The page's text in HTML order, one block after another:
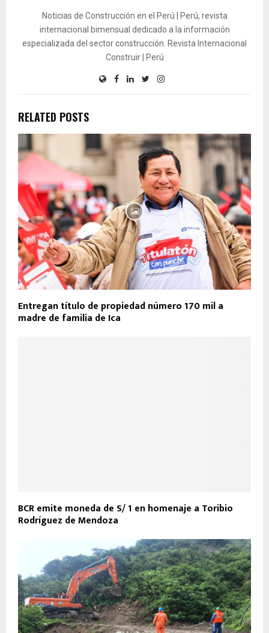
Noticias de Construcción en el Perú | Perú, revista
internacional bimensual dedicado a la información
especializada del sector construcción. Revista Internacional
Construir | Perú
RELATED POSTS
Entregan título de propiedad número 170 mil a
madre de familia de Ica
BCR emite moneda de S/ 1 en homenaje a Toribio
Rodríguez de Mendoza